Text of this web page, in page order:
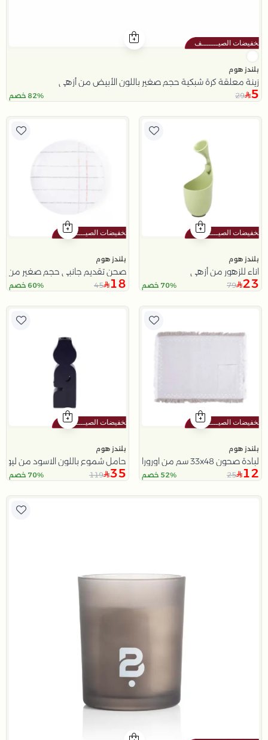
بلندز هوم
زينة معلقة كرة شبكية حجم صغير باللون الأبيض من أزهى
5
29 82% خصم
بلندز هوم
اناء للزهور من أزهى
23
79 70% خصم
بلندز هوم
صحن تقديم جانبي حجم صغير من
18
45 60% خصم
بلندز هوم
لبادة صحون 33x48 سم من اورورا
12
25 52% خصم
بلندز هوم
حامل شموع باللون الاسود من ليورا
35
119 70% خصم